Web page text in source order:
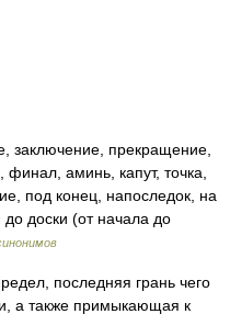
заключение, прекращение,
финал, аминь, капут, точка,
под конец, напоследок, на
до доски (от начала до
последняя грань чего
а также примыкающая к